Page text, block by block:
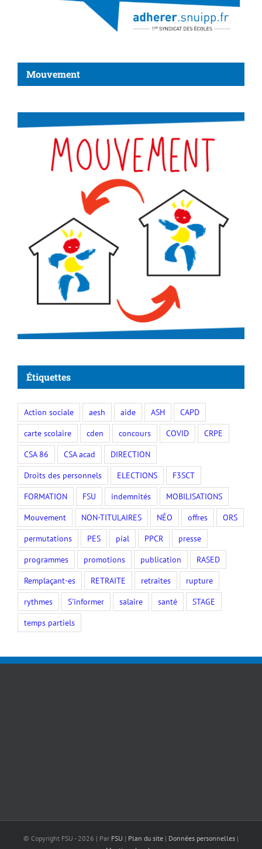
Mouvement
Étiquettes
Action sociale aesh aide ASH
CAPD
carte scolaire
cden concours COVID
CRPE
CSA 86
CSA acad
DIRECTION
Droits des personnels
ELECTIONS
F3SCT
FORMATION
FSU indemnités
MOBILISATIONS
Mouvement
NON-TITULAIRES NÉO offres
ORS
permutations
PES pial PPCR
presse
programmes
promotions publication
RASED
Remplaçant-es
RETRAITE retraites
rupture
rythmes
S'informer salaire santé
STAGE
temps partiels
© Copyright FSU - 2026 | Par FSU Plan du site Données personnelles